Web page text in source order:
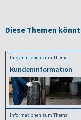
Diese Themen
Informationen zum Thema
Kundeninformation
Informationen zum Thema